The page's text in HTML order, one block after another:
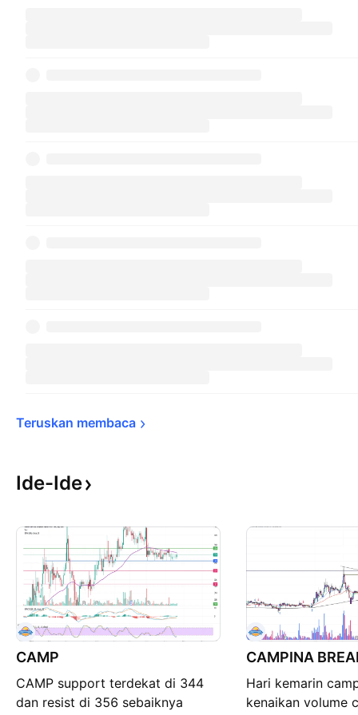
Teruskan membaca
Ide-Ide
CAMP
CAMP support terdekat di 344
dan resist di 356 sebaiknya
CAMPINA
Hari kemarin
kenaikan volume